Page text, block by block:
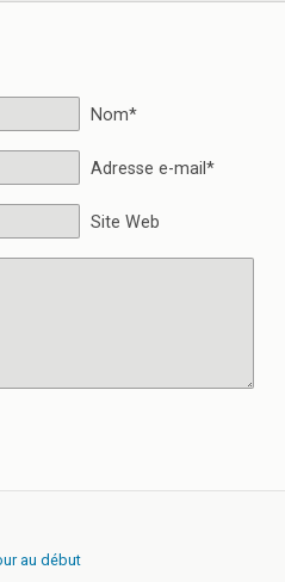
Nom*
Adresse e-mail*
Site Web
au début